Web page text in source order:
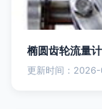
椭圆齿轮流量
更新时间：